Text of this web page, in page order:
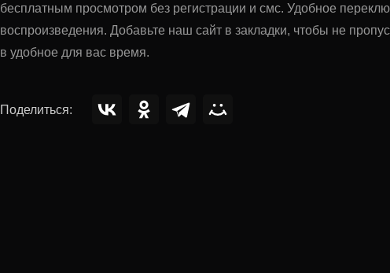
бесплатным просмотром без регистрации и смс. Удобное
воспроизведения. Добавьте наш сайт в закладки, чтобы не
в удобное для вас время.
Поделиться: